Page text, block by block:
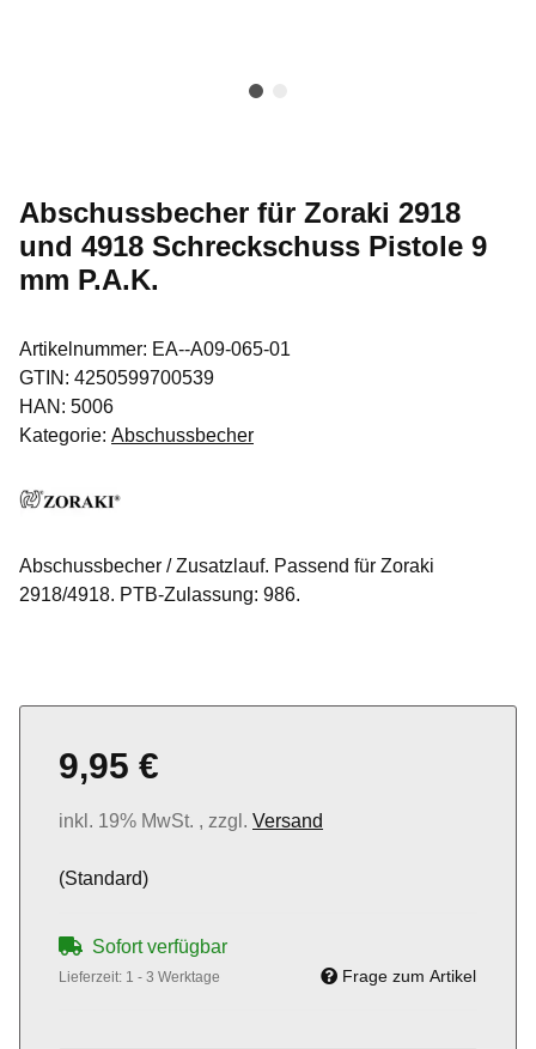
Abschussbecher für Zoraki 2918
und 4918 Schreckschuss Pistole 9
mm P.A.K.
Artikelnummer: EA--A09-065-01
GTIN: 4250599700539
HAN: 5006
Kategorie: Abschussbecher
Abschussbecher / Zusatzlauf. Passend für Zoraki
2918/4918. PTB-Zulassung: 986.
9,95 €
inkl. 19% MwSt. , zzgl. Versand
(Standard)
Sofort verfügbar
Lieferzeit: 1 - 3 Werktage Frage zum Artikel